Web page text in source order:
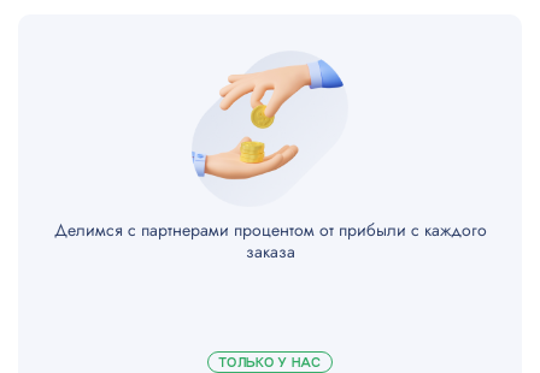
Замена модуля Bluetooth
Замена материнской платы
Делимся с партнерами процентом от прибыли с каждого
заказа
ТОЛЬКО У НАС